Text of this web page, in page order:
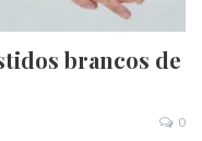
brancos de
0